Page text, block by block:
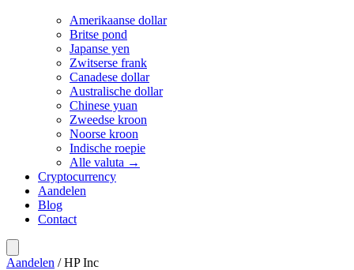
Amerikaanse dollar
Britse pond
Japanse yen
Zwitserse frank
Canadese dollar
Australische dollar
Chinese yuan
Zweedse kroon
Noorse kroon
Indische roepie
Alle valuta →
Cryptocurrency
Aandelen
Blog
Contact
Aandelen / HP Inc